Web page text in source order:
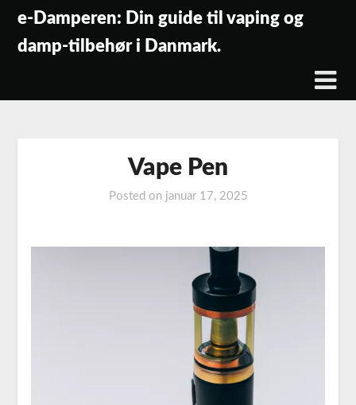
content
e-Damperen: Din guide til vaping og
damp-tilbehør i Danmark.
Vape Pen
Posted on januar 17, 2025